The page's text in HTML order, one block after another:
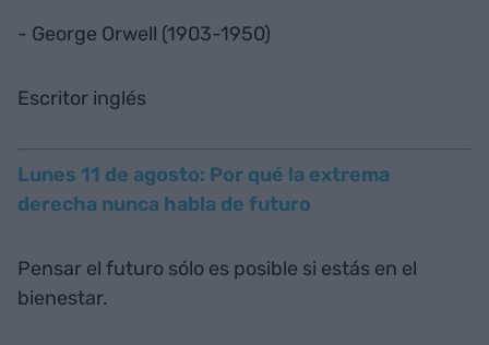
- George Orwell (1903-1950)
Escritor inglés
Lunes 11 de agosto: Por qué la extrema
derecha nunca habla de futuro
Pensar el futuro sólo es posible si estás en el
bienestar.